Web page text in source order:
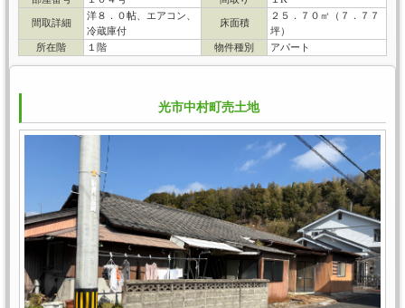
間取詳細
洋８．０帖、エアコン、
冷蔵庫付
床面積
２５．７０㎡（７．７７
坪）
所在階
１階 物件種別 アパート
光市中村町売土地